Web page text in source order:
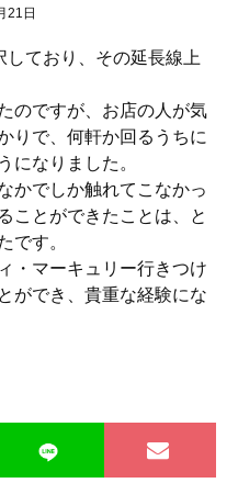
21日
ており、その延長線上
のですが、お店の人が気
りで、何軒か回るうちに
になりました。
かでしか触れてこなかっ
ことができたことは、と
です。
・マーキュリー行きつけ
ができ、貴重な経験にな